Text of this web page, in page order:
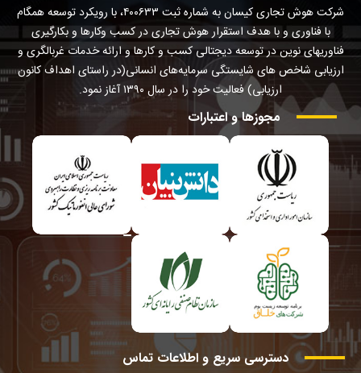
شرکت هوش تجاری کیسان به شماره ثبت ۴۰۰۶۳۳، با رویکرد توسعه همگام
با فناوری و با هدف استقرار هوش تجاری در کسب وکارها و بکارگیری
فناوریهای نوین در توسعه دیجتالی کسب و کارها و ارائه خدمات غربالگری و
ارزیابی شاخص های شایستگی سرمایه‌های انسانی(در راستای اهداف کانون
ارزیابی) فعالیت خود را در سال ۱۳۹۰ آغاز نمود.
مجوزها و اعتبارات
دسترسی سریع و اطلاعات تماس